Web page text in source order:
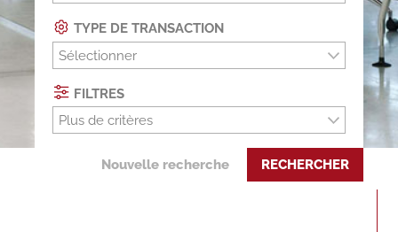
TYPE DE TRANSACTION
Sélectionner
FILTRES
Plus de critères
Nouvelle recherche RECHERCHER